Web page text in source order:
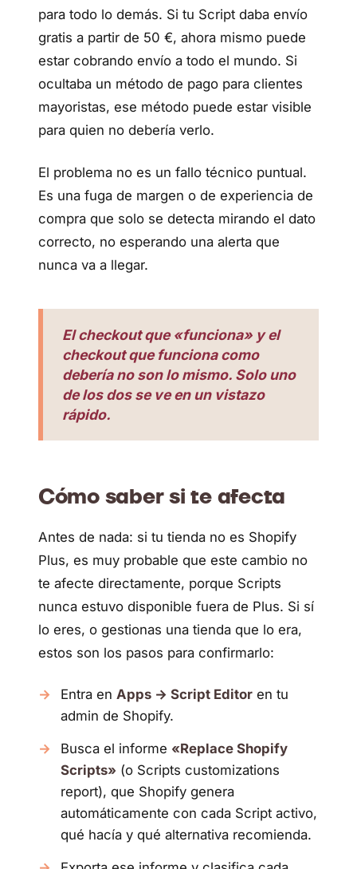
para todo lo demás. Si tu Script daba envío
gratis a partir de 50 €, ahora mismo puede
estar cobrando envío a todo el mundo. Si
ocultaba un método de pago para clientes
mayoristas, ese método puede estar visible
para quien no debería verlo.
El problema no es un fallo técnico puntual.
Es una fuga de margen o de experiencia de
compra que solo se detecta mirando el dato
correcto, no esperando una alerta que
nunca va a llegar.
El checkout que «funciona» y el
checkout que funciona como
debería no son lo mismo. Solo uno
de los dos se ve en un vistazo
rápido.
Cómo saber si te afecta
Antes de nada: si tu tienda no es Shopify
Plus, es muy probable que este cambio no
te afecte directamente, porque Scripts
nunca estuvo disponible fuera de Plus. Si sí
lo eres, o gestionas una tienda que lo era,
estos son los pasos para confirmarlo:
Entra en Apps → Script Editor en tu
admin de Shopify.
Busca el informe «Replace Shopify
Scripts» (o Scripts customizations
report), que Shopify genera
automáticamente con cada Script activo,
qué hacía y qué alternativa recomienda.